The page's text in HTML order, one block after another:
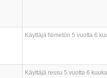
Käyttäjä Nimetön 5 vuotta 6
Käyttäjä ressu 5 vuotta 6